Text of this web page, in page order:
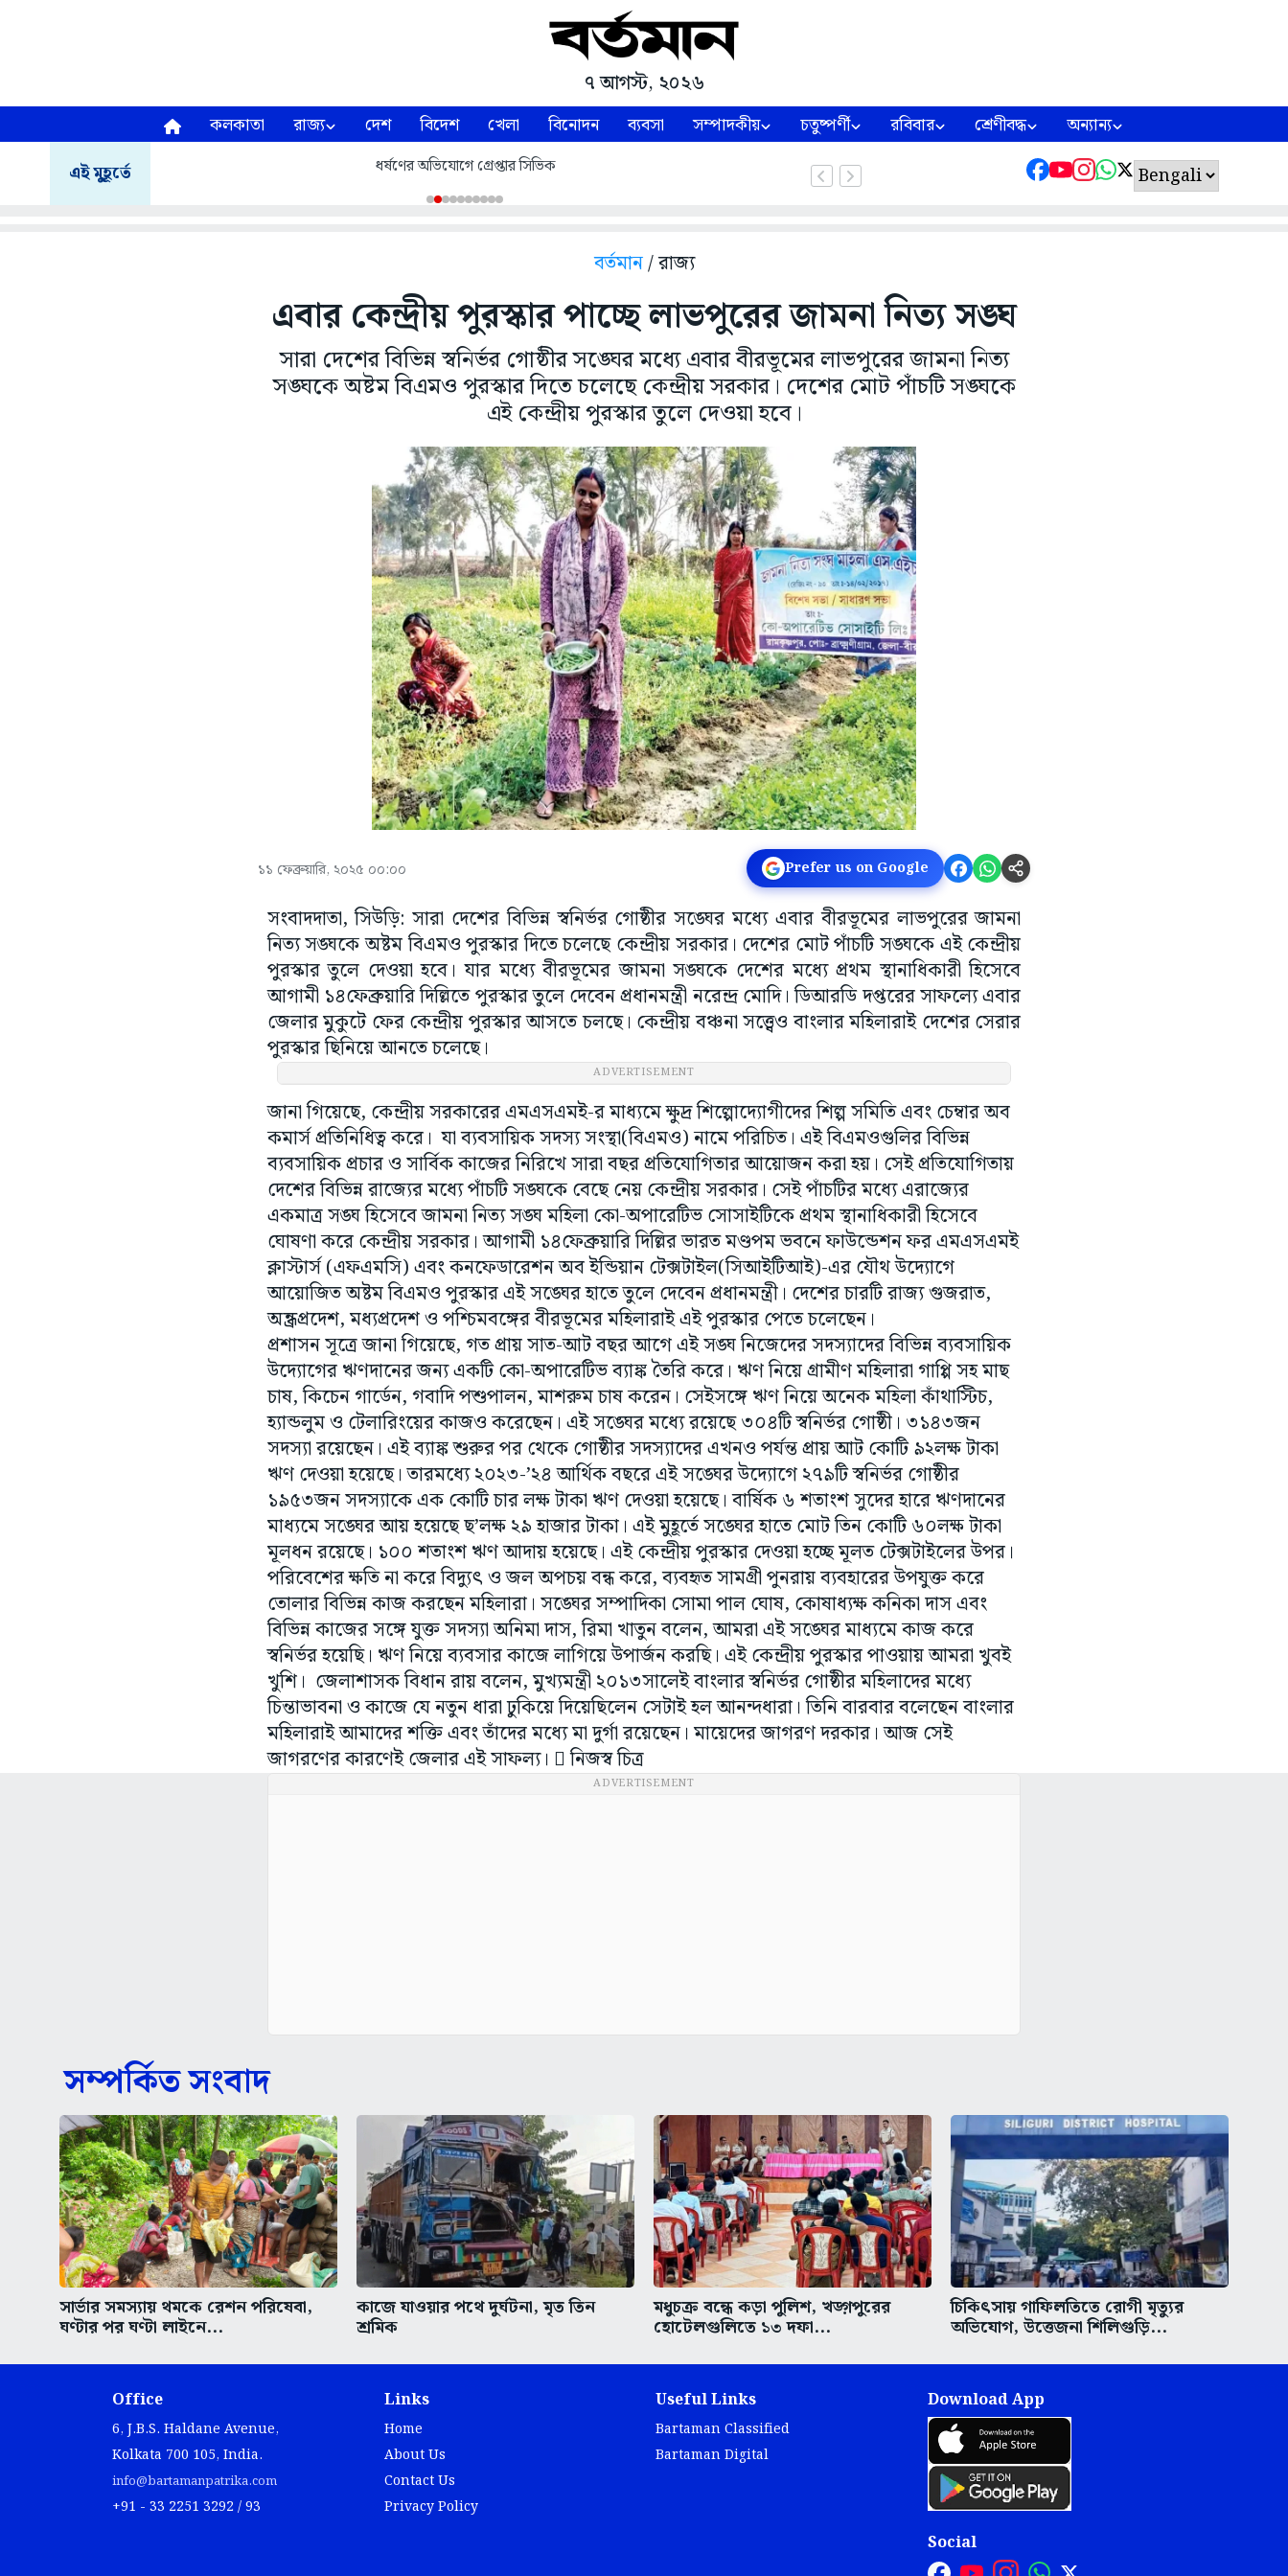
৭ আগস্ট, ২০২৬
কলকাতা রাজ্য দেশ বিদেশ খেলা বিনোদন ব্যবসা সম্পাদকীয় চতুষ্পর্ণী রবিবার শ্রেণীবদ্ধ অন্যান্য
এই মুহূর্তে ধর্ষণের অভিযোগে গ্রেপ্তার সিভিক
বর্তমান/ রাজ্য
এবার কেন্দ্রীয় পুরস্কার পাচ্ছে লাভপুরের জামনা নিত্য সঙ্ঘ
সারা দেশের বিভিন্ন স্বনির্ভর গোষ্ঠীর সঙ্ঘের মধ্যে এবার বীরভূমের লাভপুরের জামনা নিত্য
সঙ্ঘকে অষ্টম বিএমও পুরস্কার দিতে চলেছে কেন্দ্রীয় সরকার। দেশের মোট পাঁচটি সঙ্ঘকে
এই কেন্দ্রীয় পুরস্কার তুলে দেওয়া হবে।
১১ ফেব্রুয়ারি, ২০২৫ ০০:০০ Prefer us on Google
সংবাদদাতা, সিউড়ি: সারা দেশের বিভিন্ন স্বনির্ভর গোষ্ঠীর সঙ্ঘের মধ্যে এবার বীরভূমের লাভপুরের জামনা
নিত্য সঙ্ঘকে অষ্টম বিএমও পুরস্কার দিতে চলেছে কেন্দ্রীয় সরকার। দেশের মোট পাঁচটি সঙ্ঘকে এই কেন্দ্রীয়
পুরস্কার তুলে দেওয়া হবে। যার মধ্যে বীরভূমের জামনা সঙ্ঘকে দেশের মধ্যে প্রথম স্থানাধিকারী হিসেবে
আগামী ১৪ফেব্রুয়ারি দিল্লিতে পুরস্কার তুলে দেবেন প্রধানমন্ত্রী নরেন্দ্র মোদি। ডিআরডি দপ্তরের সাফল্যে এবার
জেলার মুকুটে ফের কেন্দ্রীয় পুরস্কার আসতে চলছে। কেন্দ্রীয় বঞ্চনা সত্ত্বেও বাংলার মহিলারাই দেশের সেরার
পুরস্কার ছিনিয়ে আনতে চলেছে।
ADVERTISEMENT
জানা গিয়েছে, কেন্দ্রীয় সরকারের এমএসএমই-র মাধ্যমে ক্ষুদ্র শিল্পোদ্যোগীদের শিল্প সমিতি এবং চেম্বার অব
কমার্স প্রতিনিধিত্ব করে। যা ব্যবসায়িক সদস্য সংস্থা(বিএমও) নামে পরিচিত। এই বিএমওগুলির বিভিন্ন
ব্যবসায়িক প্রচার ও সার্বিক কাজের নিরিখে সারা বছর প্রতিযোগিতার আয়োজন করা হয়। সেই প্রতিযোগিতায়
দেশের বিভিন্ন রাজ্যের মধ্যে পাঁচটি সঙ্ঘকে বেছে নেয় কেন্দ্রীয় সরকার। সেই পাঁচটির মধ্যে এরাজ্যের
একমাত্র সঙ্ঘ হিসেবে জামনা নিত্য সঙ্ঘ মহিলা কো-অপারেটিভ সোসাইটিকে প্রথম স্থানাধিকারী হিসেবে
ঘোষণা করে কেন্দ্রীয় সরকার। আগামী ১৪ফেব্রুয়ারি দিল্লির ভারত মণ্ডপম ভবনে ফাউন্ডেশন ফর এমএসএমই
ক্লাস্টার্স (এফএমসি) এবং কনফেডারেশন অব ইন্ডিয়ান টেক্সটাইল(সিআইটিআই)-এর যৌথ উদ্যোগে
আয়োজিত অষ্টম বিএমও পুরস্কার এই সঙ্ঘের হাতে তুলে দেবেন প্রধানমন্ত্রী। দেশের চারটি রাজ্য গুজরাত,
অন্ধ্রপ্রদেশ, মধ্যপ্রদেশ ও পশ্চিমবঙ্গের বীরভূমের মহিলারাই এই পুরস্কার পেতে চলেছেন।
প্রশাসন সূত্রে জানা গিয়েছে, গত প্রায় সাত-আট বছর আগে এই সঙ্ঘ নিজেদের সদস্যাদের বিভিন্ন ব্যবসায়িক
উদ্যোগের ঋণদানের জন্য একটি কো-অপারেটিভ ব্যাঙ্ক তৈরি করে। ঋণ নিয়ে গ্রামীণ মহিলারা গাপ্পি সহ মাছ
চাষ, কিচেন গার্ডেন, গবাদি পশুপালন, মাশরুম চাষ করেন। সেইসঙ্গে ঋণ নিয়ে অনেক মহিলা কাঁথাস্টিচ,
হ্যান্ডলুম ও টেলারিংয়ের কাজও করেছেন। এই সঙ্ঘের মধ্যে রয়েছে ৩০৪টি স্বনির্ভর গোষ্ঠী। ৩১৪৩জন
সদস্যা রয়েছেন। এই ব্যাঙ্ক শুরুর পর থেকে গোষ্ঠীর সদস্যাদের এখনও পর্যন্ত প্রায় আট কোটি ৯২লক্ষ টাকা
ঋণ দেওয়া হয়েছে। তারমধ্যে ২০২৩-’২৪ আর্থিক বছরে এই সঙ্ঘের উদ্যোগে ২৭৯টি স্বনির্ভর গোষ্ঠীর
১৯৫৩জন সদস্যাকে এক কোটি চার লক্ষ টাকা ঋণ দেওয়া হয়েছে। বার্ষিক ৬ শতাংশ সুদের হারে ঋণদানের
মাধ্যমে সঙ্ঘের আয় হয়েছে ছ’লক্ষ ২৯ হাজার টাকা। এই মুহূর্তে সঙ্ঘের হাতে মোট তিন কোটি ৬০লক্ষ টাকা
মূলধন রয়েছে। ১০০ শতাংশ ঋণ আদায় হয়েছে। এই কেন্দ্রীয় পুরস্কার দেওয়া হচ্ছে মূলত টেক্সটাইলের উপর।
পরিবেশের ক্ষতি না করে বিদ্যুৎ ও জল অপচয় বন্ধ করে, ব্যবহৃত সামগ্রী পুনরায় ব্যবহারের উপযুক্ত করে
তোলার বিভিন্ন কাজ করছেন মহিলারা। সঙ্ঘের সম্পাদিকা সোমা পাল ঘোষ, কোষাধ্যক্ষ কনিকা দাস এবং
বিভিন্ন কাজের সঙ্গে যুক্ত সদস্যা অনিমা দাস, রিমা খাতুন বলেন, আমরা এই সঙ্ঘের মাধ্যমে কাজ করে
স্বনির্ভর হয়েছি। ঋণ নিয়ে ব্যবসার কাজে লাগিয়ে উপার্জন করছি। এই কেন্দ্রীয় পুরস্কার পাওয়ায় আমরা খুবই
খুশি। জেলাশাসক বিধান রায় বলেন, মুখ্যমন্ত্রী ২০১৩সালেই বাংলার স্বনির্ভর গোষ্ঠীর মহিলাদের মধ্যে
চিন্তাভাবনা ও কাজে যে নতুন ধারা ঢুকিয়ে দিয়েছিলেন সেটাই হল আনন্দধারা। তিনি বারবার বলেছেন বাংলার
মহিলারাই আমাদের শক্তি এবং তাঁদের মধ্যে মা দুর্গা রয়েছেন। মায়েদের জাগরণ দরকার। আজ সেই
জাগরণের কারণেই জেলার এই সাফল্য।  নিজস্ব চিত্র
ADVERTISEMENT
সম্পর্কিত সংবাদ
সার্ভার সমস্যায় থমকে রেশন পরিষেবা,
ঘণ্টার পর ঘণ্টা লাইনে...
কাজে যাওয়ার পথে দুর্ঘটনা, মৃত তিন
শ্রমিক
মধুচক্র বন্ধে কড়া পুলিশ, খড়্গপুরের
হোটেলগুলিতে ১৩ দফা...
চিকিৎসায় গাফিলতিতে রোগী মৃত্যুর
অভিযোগ, উত্তেজনা শিলিগুড়ি...
Office
6, J.B.S. Haldane Avenue,
Kolkata 700 105, India.
info@bartamanpatrika.com
+91 - 33 2251 3292 / 93
Links
Home
About Us
Contact Us
Privacy Policy
Useful Links
Bartaman Classified
Bartaman Digital
Download App
Social